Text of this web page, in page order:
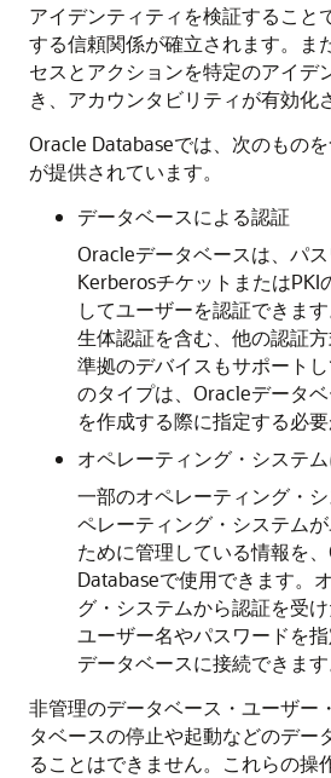
アイデンティティを検証すること
する信頼関係が確立されます。ま
セスとアクションを特定のアイデ
き、アカウンタビリティが有効化
Oracle Databaseでは、次のもの
が提供されています。
データベースによる認証
Oracleデータベースは、パス
KerberosチケットまたはPKI
してユーザーを認証できます
生体認証を含む、他の認証
準拠のデバイスもサポート
のタイプは、Oracleデータ
を作成する際に指定する必要
オペレーティング・システ
一部のオペレーティング・
ペレーティング・システム
ために管理している情報を
Databaseで使用できます。
グ・システムから認証を受け
ユーザー名やパスワードを
データベースに接続できます
非管理のデータベース・ユーザー
タベースの停止や起動などのデー
ることはできません。これらの操